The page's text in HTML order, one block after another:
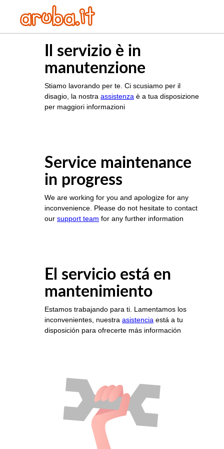
Il servizio è in
manutenzione
Stiamo lavorando per te. Ci scusiamo per il
disagio, la nostra assistenza è a tua disposizione
per maggiori informazioni
Service maintenance
in progress
We are working for you and apologize for any
inconvenience. Please do not hesitate to contact
our support team for any further information
El servicio está en
mantenimiento
Estamos trabajando para ti. Lamentamos los
inconvenientes, nuestra asistencia está a tu
disposición para ofrecerte más información